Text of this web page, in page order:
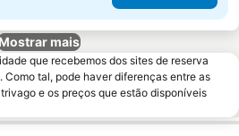
mais
que recebemos dos sites de reserva
Como tal, pode haver diferenças entre as
e os preços que estão disponíveis